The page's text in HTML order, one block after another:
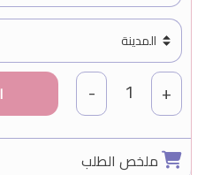
+
1
-
ملخص الطلب